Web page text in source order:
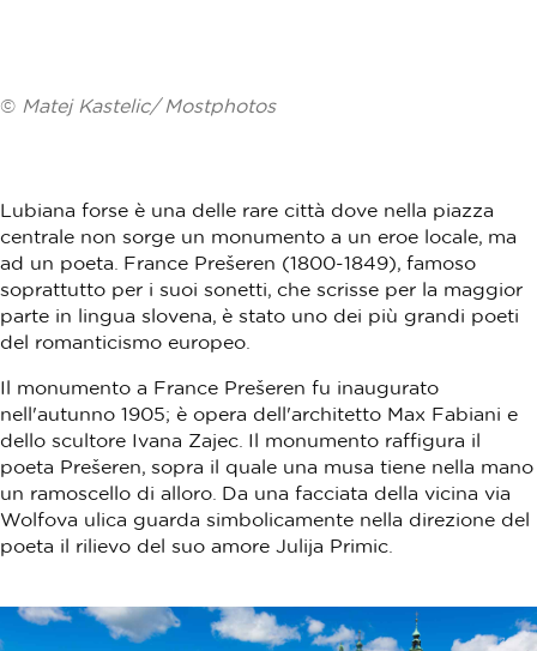
© Matej Kastelic/ Mostphotos
Lubiana forse è una delle rare città dove nella piazza
centrale non sorge un monumento a un eroe locale, ma
ad un poeta. France Prešeren (1800-1849), famoso
soprattutto per i suoi sonetti, che scrisse per la maggior
parte in lingua slovena, è stato uno dei più grandi poeti
del romanticismo europeo.
Il monumento a France Prešeren fu inaugurato
nell'autunno 1905; è opera dell'architetto Max Fabiani e
dello scultore Ivana Zajec. Il monumento raffigura il
poeta Prešeren, sopra il quale una musa tiene nella mano
un ramoscello di alloro. Da una facciata della vicina via
Wolfova ulica guarda simbolicamente nella direzione del
poeta il rilievo del suo amore Julija Primic.